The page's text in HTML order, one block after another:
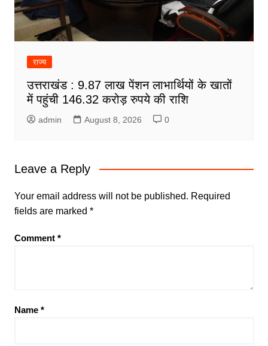
राज्य
उत्तराखंड : 9.87 लाख पेंशन लाभार्थियों के खातों
में पहुंची 146.32 करोड़ रुपये की राशि
admin August 8, 2026 0
Leave a Reply
Your email address will not be published. Required
fields are marked *
Comment *
Name *